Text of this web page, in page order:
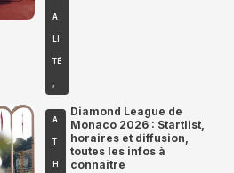
A
LI
TÉ
,
A
T
H
Diamond League de
Monaco 2026 : Startlist,
horaires et diffusion,
toutes les infos à
connaître